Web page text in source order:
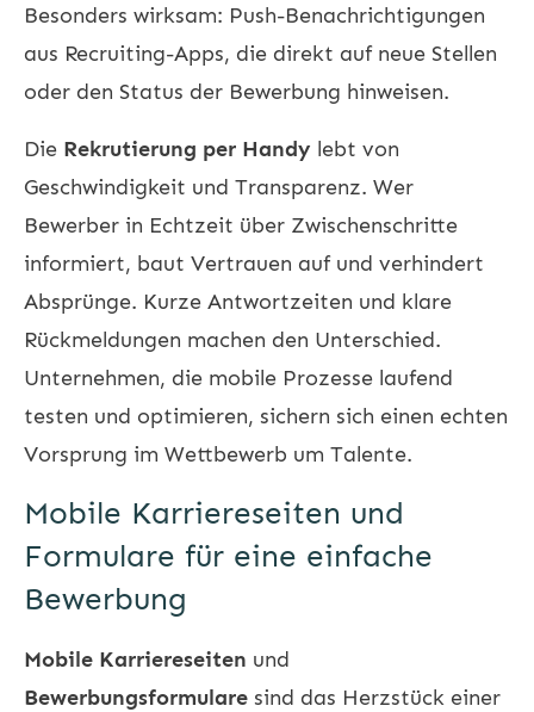
Besonders wirksam: Push-Benachrichtigungen
aus Recruiting-Apps, die direkt auf neue Stellen
oder den Status der Bewerbung hinweisen.
Die Rekrutierung per Handy lebt von
Geschwindigkeit und Transparenz. Wer
Bewerber in Echtzeit über Zwischenschritte
informiert, baut Vertrauen auf und verhindert
Absprünge. Kurze Antwortzeiten und klare
Rückmeldungen machen den Unterschied.
Unternehmen, die mobile Prozesse laufend
testen und optimieren, sichern sich einen echten
Vorsprung im Wettbewerb um Talente.
Mobile Karriereseiten und
Formulare für eine einfache
Bewerbung
Mobile Karriereseiten und
Bewerbungsformulare sind das Herzstück einer